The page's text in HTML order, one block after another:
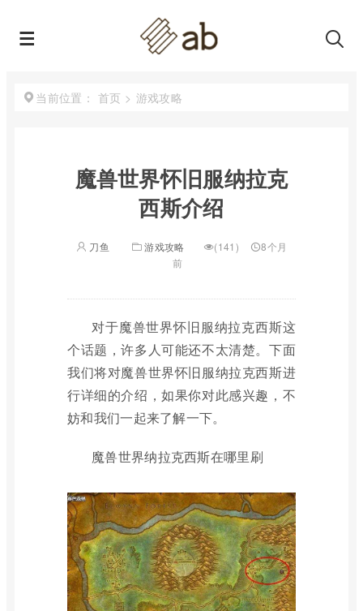
当前位置： 首页 > 游戏攻略
魔兽世界怀旧服纳拉克
西斯介绍
刀鱼 游戏攻略 (141)
8个月
前
对于魔兽世界怀旧服纳拉克西斯这
个话题，许多人可能还不太清楚。下面
我们将对魔兽世界怀旧服纳拉克西斯进
行详细的介绍，如果你对此感兴趣，不
妨和我们一起来了解一下。
魔兽世界纳拉克西斯在哪里刷